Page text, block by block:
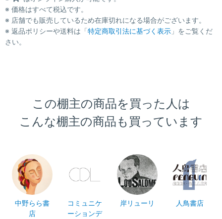
※ 価格はすべて税込です。
※ 店舗でも販売しているため在庫切れになる場合がございます。
※ 返品ポリシーや送料は「特定商取引法に基づく表示 」をご覧くだ
さい。
この棚主の商品を買った人は
こんな棚主の商品も買っています
中野らら書
店
コミュニケ
ーションデ
岸リューリ 人鳥書店